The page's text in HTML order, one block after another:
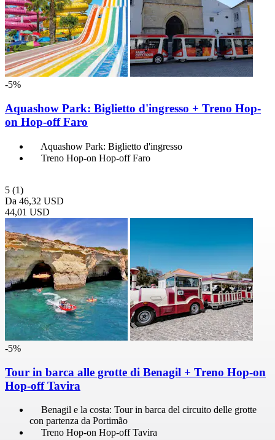
-5%
Aquashow Park: Biglietto d'ingresso + Treno Hop-
on Hop-off Faro
Aquashow Park: Biglietto d'ingresso
Treno Hop-on Hop-off Faro
5 (1)
Da 46,32 USD
44,01 USD
-5%
Tour in barca alle grotte di Benagil + Treno Hop-on
Hop-off Tavira
Benagil e la costa: Tour in barca del circuito delle grotte
con partenza da Portimão
Treno Hop-on Hop-off Tavira